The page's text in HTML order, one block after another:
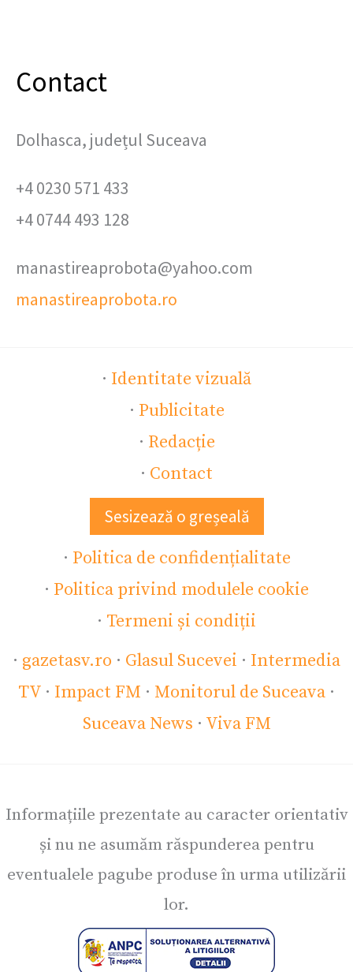
Contact
Dolhasca, județul Suceava
+4 0230 571 433
+4 0744 493 128
manastireaprobota@yahoo.com
manastireaprobota.ro
· Identitate vizuală
· Publicitate
· Redacție
· Contact
Sesizează o greșeală
· Politica de confidențialitate
· Politica privind modulele cookie
· Termeni și condiții
· gazetasv.ro · Glasul Sucevei · Intermedia
TV · Impact FM · Monitorul de Suceava ·
Suceava News · Viva FM
Informațiile prezentate au caracter orientativ
și nu ne asumăm răspunderea pentru
eventualele pagube produse în urma utilizării
lor.